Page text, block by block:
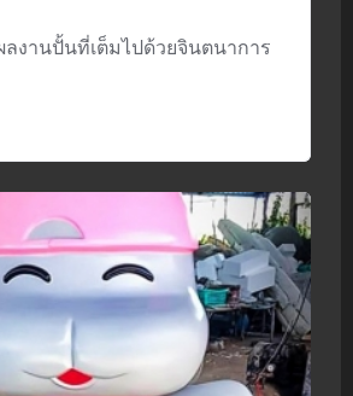
ลงานปั้นที่เต็มไปด้วยจินตนาการ